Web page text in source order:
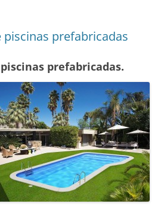
prefabricadas
prefabricadas.